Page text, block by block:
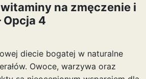
na zmęczenie i
Opcja 4
diecie bogatej w naturalne
Owoce, warzywa oraz